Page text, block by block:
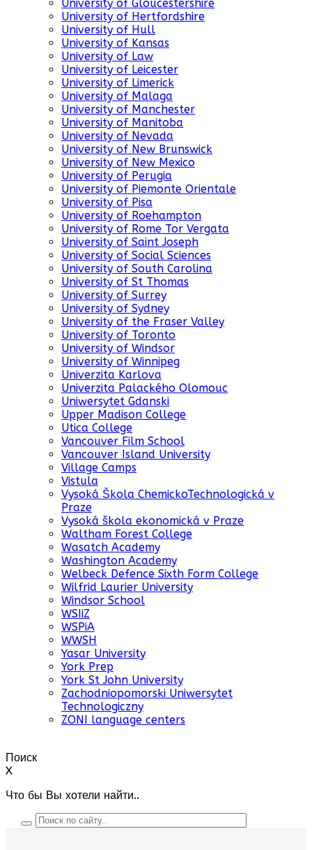
University of Gloucestershire
University of Hertfordshire
University of Hull
University of Kansas
University of Law
University of Leicester
University of Limerick
University of Malaga
University of Manchester
University of Manitoba
University of Nevada
University of New Brunswick
University of New Mexico
University of Perugia
University of Piemonte Orientale
University of Pisa
University of Roehampton
University of Rome Tor Vergata
University of Saint Joseph
University of Social Sciences
University of South Carolina
University of St Thomas
University of Surrey
University of Sydney
University of the Fraser Valley
University of Toronto
University of Windsor
University of Winnipeg
Univerzita Karlova
Univerzita Palackého Olomouc
Uniwersytet Gdanski
Upper Madison College
Utica College
Vancouver Film School
Vancouver Island University
Village Camps
Vistula
Vysoká Škola ChemickoTechnologická v
Praze
Vysoká škola ekonomická v Praze
Waltham Forest College
Wasatch Academy
Washington Academy
Welbeck Defence Sixth Form College
Wilfrid Laurier University
Windsor School
WSIiZ
WSPiA
WWSH
Yasar University
York Prep
York St John University
Zachodniopomorski Uniwersytet
Technologiczny
ZONI language centers
Поиск
X
Что бы Вы хотели найти..